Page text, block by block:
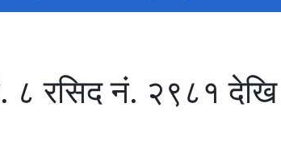
रसिद नं‍. २९८१